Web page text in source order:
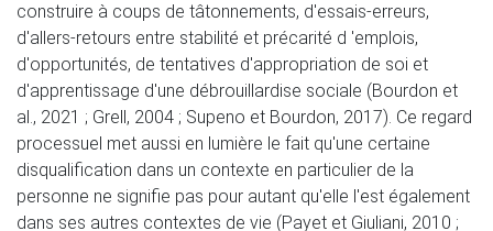
construire à coups de tâtonnements, d'essais-erreurs,
d'allers-retours entre stabilité et précarité d 'emplois,
d'opportunités, de tentatives d'appropriation de soi et
d'apprentissage d'une débrouillardise sociale (Bourdon et
al., 2021 ; Grell, 2004 ; Supeno et Bourdon, 2017). Ce regard
processuel met aussi en lumière le fait qu'une certaine
disqualification dans un contexte en particulier de la
personne ne signifie pas pour autant qu'elle l'est également
dans ses autres contextes de vie (Payet et Giuliani, 2010 ;